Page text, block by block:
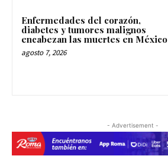
Enfermedades del corazón,
diabetes y tumores malignos
encabezan las muertes en México
agosto 7, 2026
- Advertisement -